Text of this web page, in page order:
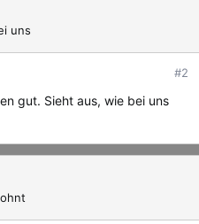
uns
#2
gut. Sieht aus, wie bei uns